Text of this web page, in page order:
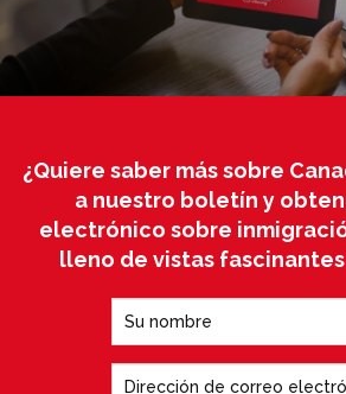
¿Quiere saber más sobre
a nuestro boletín y
electrónico sobre
lleno de vistas